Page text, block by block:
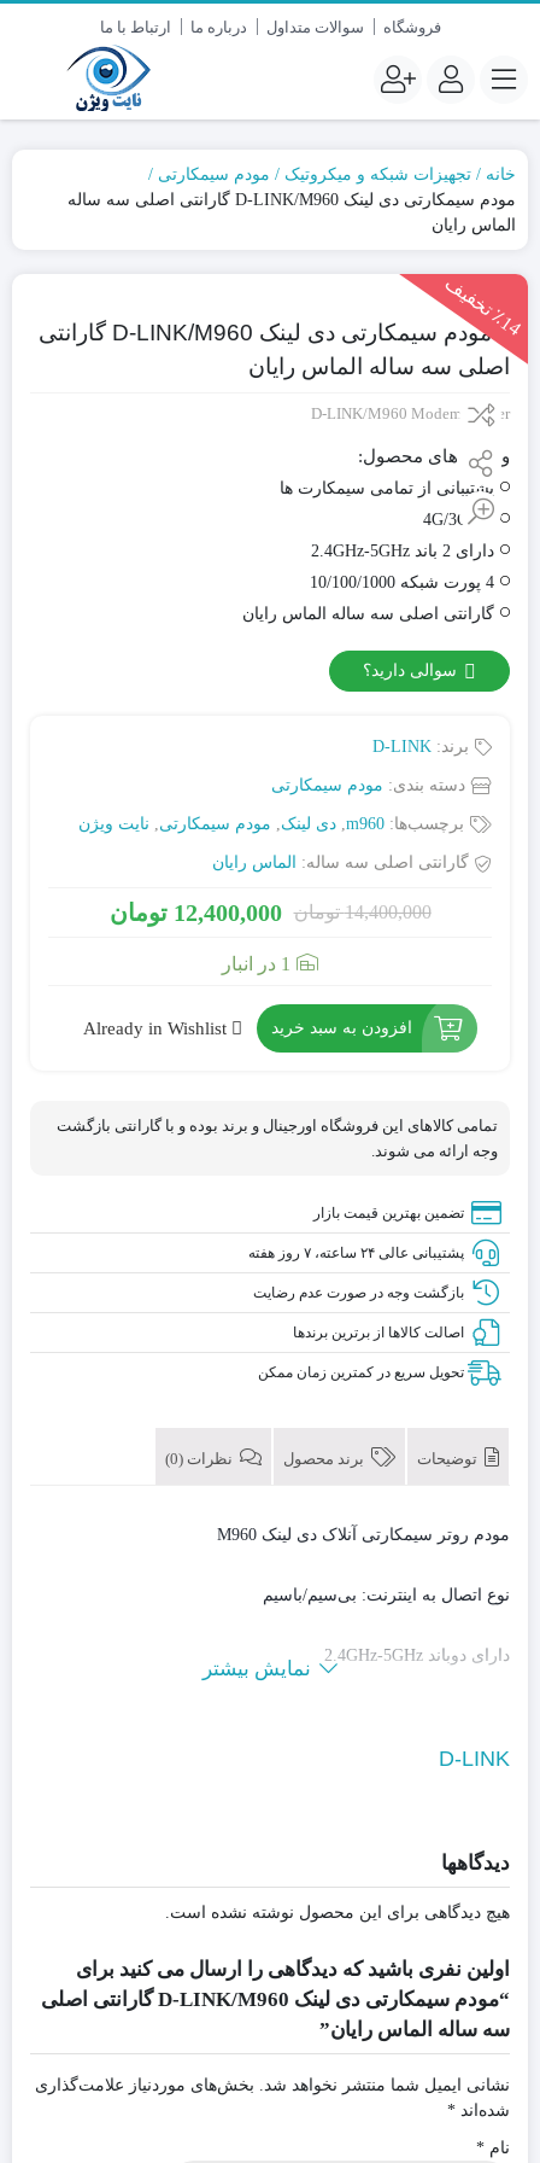
فروشگاه سوالات متداول درباره ما ارتباط با ما
خانه تجهیزات شبکه و میکروتیک
مودم سیمکارتی
مودم سیمکارتی دی لینک D-LINK/M960 گارانتی اصلی سه ساله
الماس رایان
٪
1
4
ت
خ
ف
ی
ف
مودم سیمکارتی دی لینک D-LINK/M960 گارانتی
اصلی سه ساله الماس رایان
D-LINK/M960 Modem Router
ویژگی های محصول:
پشتیبانی از تمامی سیمکارت ها
4G/3G/2G
دارای 2 باند 2.4GHz-5GHz
4 پورت شبکه 10/100/1000
گارانتی اصلی سه ساله الماس رایان
سوالی دارید؟
برند: D-LINK
دسته بندی: مودم سیمکارتی
برچسب‌ها: m960
, دی لینک, مودم سیمکارتی, نایت ویژن
گارانتی اصلی سه ساله: الماس رایان
14,400,000 تومان 12,400,000 تومان
1 در انبار
افزودن به سبد خرید Already in Wishlist
تمامی کالاهای این فروشگاه اورجینال و برند بوده و با گارانتی بازگشت
وجه ارائه می شوند.
تضمین بهترین قیمت بازار
پشتیبانی عالی ۲۴ ساعته، ۷ روز هفته
بازگشت وجه در صورت عدم رضایت
اصالت کالاها از برترین برندها
تحویل سریع در کمترین زمان ممکن
توضیحات برند محصول نظرات (0)
مودم روتر سیمکارتی آنلاک دی لینک M960
نوع اتصال به اینترنت: بی‌سیم/باسیم
دارای دوباند 2.4GHz-5GHz
دارای یک پورت WAN و 4 پورت LAN همگی 10/100/1000
Mbps, VHT۸۰: up to ۸۶۷ Mbps
نوع آنتن:خارجی
کلیدها: Reset Button WPS Button PowerJack Power Switch
شبکه‌های قابل پشتیبانی: ۴G
نمایش بیشتر
D-LINK
دیدگاهها
هیچ دیدگاهی برای این محصول نوشته نشده است.
اولین نفری باشید که دیدگاهی را ارسال می کنید برای
“مودم سیمکارتی دی لینک D-LINK/M960 گارانتی اصلی
سه ساله الماس رایان”
نشانی ایمیل شما منتشر نخواهد شد.
بخش‌های موردنیاز علامت‌گذاری
شده‌اند *
نام *